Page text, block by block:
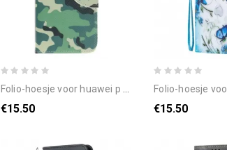
folio-hoesje voor huawei p smart s militaire camouflage
€15.50
folio-hoesje voor huawei p smart s met
€15.50